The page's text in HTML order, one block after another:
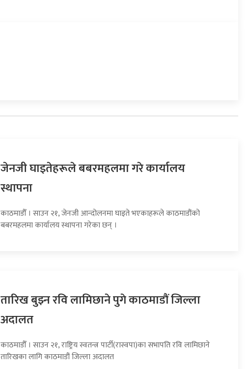
जेनजी घाइतेहरूले बबरमहलमा गरे कार्यालय
स्थापना
काठमाडौँ । साउन २१, जेनजी आन्दोलनमा घाइते भएकाहरूले काठमाडौंको
बबरमहलमा कार्यालय स्थापना गरेका छन् ।
तारिख बुझ्न रवि लामिछाने पुगे काठमाडौं जिल्ला
अदालत
काठमाडौँ । साउन २१, राष्ट्रिय स्वतन्त्र पार्टी(रास्वपा)का सभापति रवि लामिछाने
तारिखका लागि काठमाडौं जिल्ला अदालत